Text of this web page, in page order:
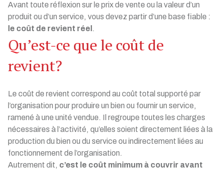
Avant toute réflexion sur le prix de vente ou la valeur d’un
produit ou d’un service, vous devez partir d’une base fiable :
le coût de revient réel .
Qu’est-ce que le coût de
revient?
Le coût de revient correspond au coût total supporté par
l’organisation pour produire un bien ou fournir un service,
ramené à une unité vendue. Il regroupe toutes les charges
nécessaires à l’activité, qu’elles soient directement liées à la
production du bien ou du service ou indirectement liées au
fonctionnement de l’organisation.
Autrement dit, c’est le coût minimum à couvrir avant